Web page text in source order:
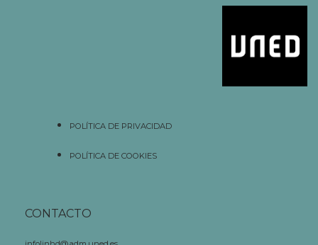
POLÍTICA DE PRIVACIDAD
POLÍTICA DE COOKIES
CONTACTO